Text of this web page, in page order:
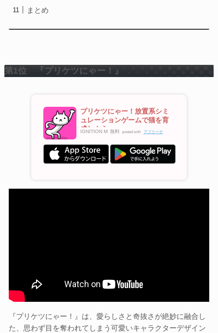
まとめ
第1位 『プリケツにゃー！』
プリケツにゃー！放置系シミ
ュレーションゲームで猫を育
成しよう
IGNITION M 無料 posted with アプリーチ
『プリケツにゃー！』は、愛らしさと奇抜さが絶妙に融合し
た、思わず目を奪われてしまう可愛いキャラクターデザイン